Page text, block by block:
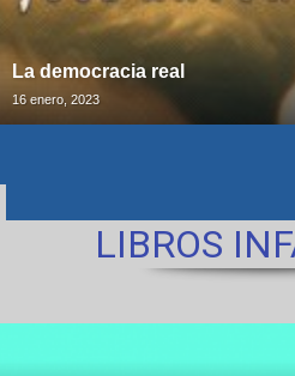
La democracia real
16 enero, 2023
LIBROS